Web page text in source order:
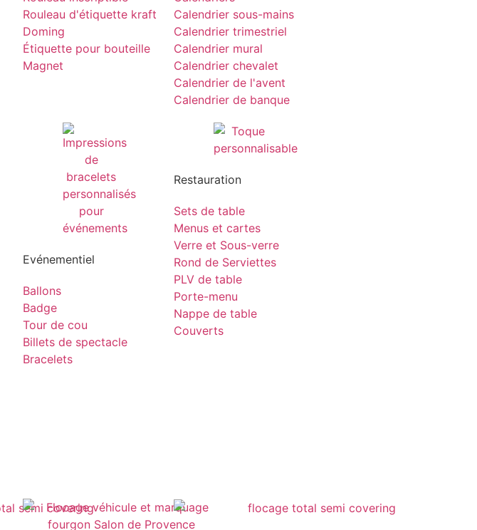
Rouleau d'étiquette kraft
Doming
Étiquette pour bouteille
Magnet
Calendrier sous-mains
Calendrier trimestriel
Calendrier mural
Calendrier chevalet
Calendrier de l'avent
Calendrier de banque
Evénementiel
Ballons
Badge
Tour de cou
Billets de spectacle
Bracelets
Restauration
Sets de table
Menus et cartes
Verre et Sous-verre
Rond de Serviettes
PLV de table
Porte-menu
Nappe de table
Couverts